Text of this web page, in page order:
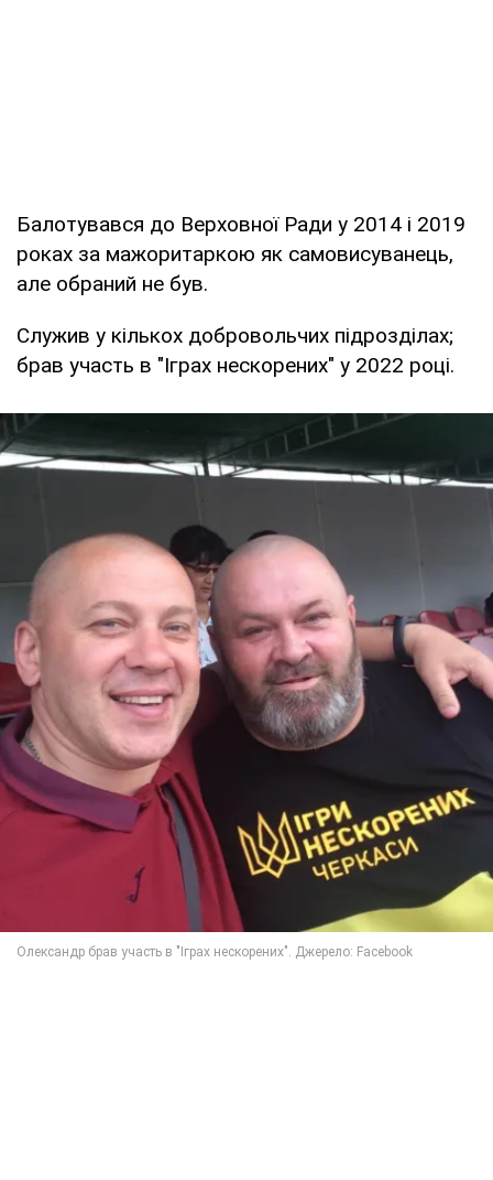
Балотувався до Верховної Ради у 2014 і 2019
роках за мажоритаркою як самовисуванець,
але обраний не був.
Служив у кількох добровольчих підрозділах;
брав участь в "Іграх нескорених" у 2022 році.